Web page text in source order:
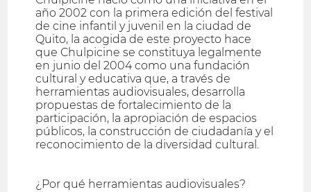
año 2002 con la primera edición del festival
de cine infantil y juvenil en la ciudad de
Quito, la acogida de este proyecto hace
que Chulpicine se constituya legalmente
en junio del 2004 como una fundación
cultural y educativa que, a través de
herramientas audiovisuales, desarrolla
propuestas de fortalecimiento de la
participación, la apropiación de espacios
públicos, la construcción de ciudadanía y el
reconocimiento de la diversidad cultural.
¿Por qué herramientas audiovisuales?